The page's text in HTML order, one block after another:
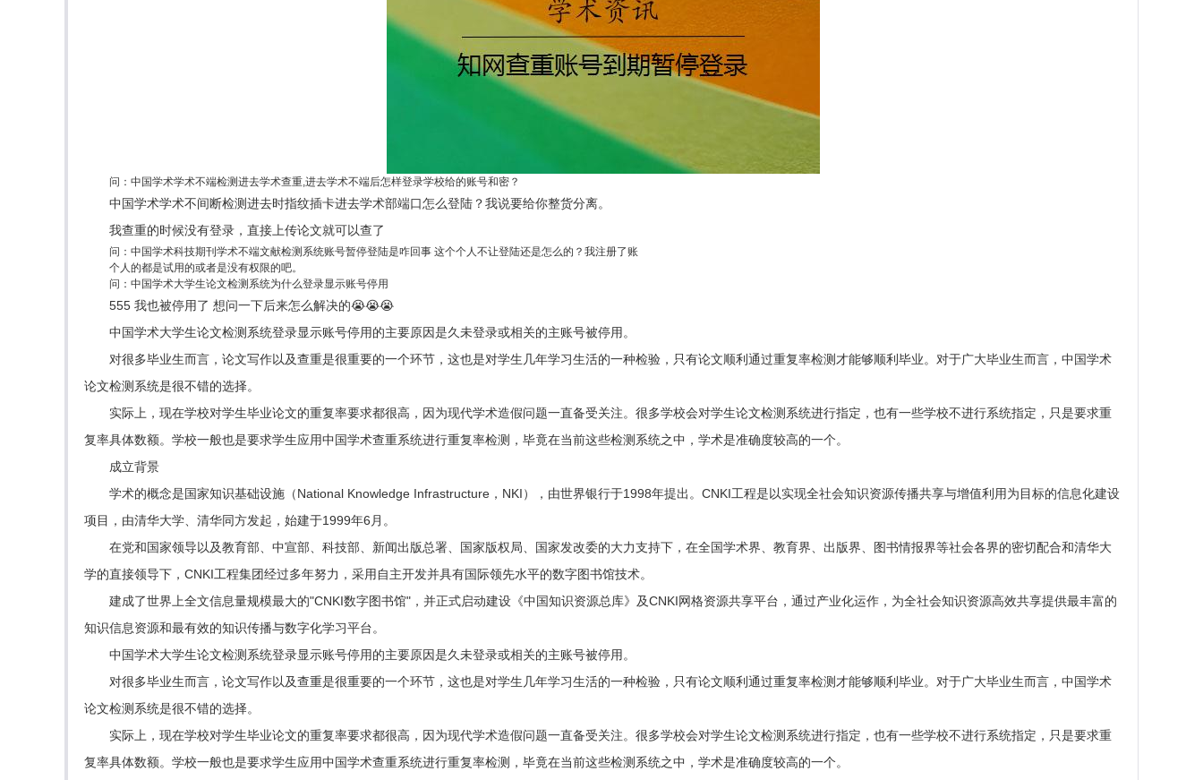
问：中国学术学术不端检测进去学术查重,进去学术不端后怎样登录学校给的账号和密？
中国学术学术不间断检测进去时指纹插卡进去学术部端口怎么登陆？我说要给你整货分离。
我查重的时候没有登录，直接上传论文就可以查了
问：中国学术科技期刊学术不端文献检测系统账号暂停登陆是咋回事 这个个人不让登陆还是怎么的？我注册了账
个人的都是试用的或者是没有权限的吧。
问：中国学术大学生论文检测系统为什么登录显示账号停用
555 我也被停用了 想问一下后来怎么解决的😭😭😭
中国学术大学生论文检测系统登录显示账号停用的主要原因是久未登录或相关的主账号被停用。
对很多毕业生而言，论文写作以及查重是很重要的一个环节，这也是对学生几年学习生活的一种检验，只有论文顺利通过重复率检测才能够顺利毕业。对于广大毕业生而言，中国学术
论文检测系统是很不错的选择。
实际上，现在学校对学生毕业论文的重复率要求都很高，因为现代学术造假问题一直备受关注。很多学校会对学生论文检测系统进行指定，也有一些学校不进行系统指定，只是要求重
复率具体数额。学校一般也是要求学生应用中国学术查重系统进行重复率检测，毕竟在当前这些检测系统之中，学术是准确度较高的一个。
成立背景
学术的概念是国家知识基础设施（National Knowledge Infrastructure，NKI），由世界银行于1998年提出。CNKI工程是以实现全社会知识资源传播共享与增值利用为目标的信息化建设
项目，由清华大学、清华同方发起，始建于1999年6月。
在党和国家领导以及教育部、中宣部、科技部、新闻出版总署、国家版权局、国家发改委的大力支持下，在全国学术界、教育界、出版界、图书情报界等社会各界的密切配合和清华大
学的直接领导下，CNKI工程集团经过多年努力，采用自主开发并具有国际领先水平的数字图书馆技术。
建成了世界上全文信息量规模最大的"CNKI数字图书馆"，并正式启动建设《中国知识资源总库》及CNKI网格资源共享平台，通过产业化运作，为全社会知识资源高效共享提供最丰富的
知识信息资源和最有效的知识传播与数字化学习平台。
中国学术大学生论文检测系统登录显示账号停用的主要原因是久未登录或相关的主账号被停用。
对很多毕业生而言，论文写作以及查重是很重要的一个环节，这也是对学生几年学习生活的一种检验，只有论文顺利通过重复率检测才能够顺利毕业。对于广大毕业生而言，中国学术
论文检测系统是很不错的选择。
实际上，现在学校对学生毕业论文的重复率要求都很高，因为现代学术造假问题一直备受关注。很多学校会对学生论文检测系统进行指定，也有一些学校不进行系统指定，只是要求重
复率具体数额。学校一般也是要求学生应用中国学术查重系统进行重复率检测，毕竟在当前这些检测系统之中，学术是准确度较高的一个。